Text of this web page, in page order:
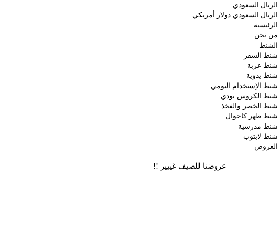
الريال السعودي
الريال السعودي دولار أمريكي
الرئيسية
من نحن
الشنط
شنط السفر
شنط عربة
شنط يدوية
شنط الإستخدام اليومي
شنط الكروس بودي
شنط الخصر والفخذ
شنط ظهر كاجوال
شنط مدرسية
شنط لابتوب
العروض
عروضنا للصيف غييير !!